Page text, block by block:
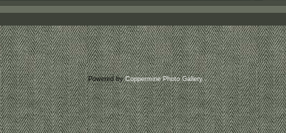
Powered byCoppermine Photo Gallery